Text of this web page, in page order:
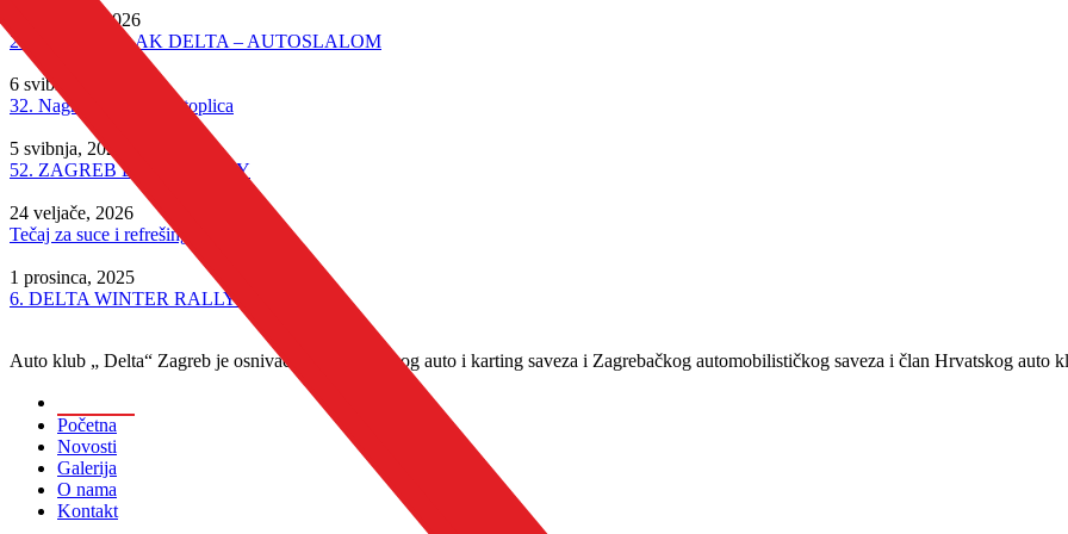
7 kolovoza, 2026
23.NAGRADA AK DELTA – AUTOSLALOM
6 svibnja, 2026
32. Nagrada Stubičkih toplica
5 svibnja, 2026
52. ZAGREB DELTA RALLY
24 veljače, 2026
Tečaj za suce i refrešing
1 prosinca, 2025
6. DELTA WINTER RALLY SHOW
Auto klub „ Delta“ Zagreb je osnivač i član Hrvatskog auto i karting saveza i Zagrebačkog automobilističkog saveza i član Hrvatskog auto
Početna
Novosti
Galerija
O nama
Kontakt